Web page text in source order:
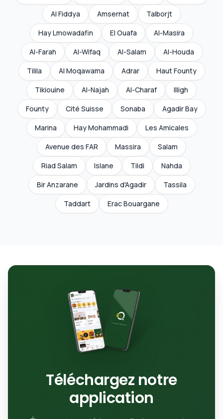
Al Fiddya
Amsernat
Talborjt
Hay Lmowadafin
El Ouafa
Al-Masira
Al-Farah
Al-Wifaq Al-Salam
Al-Houda
Tilila
Al Moqawama Adrar
Haut Founty
Tikiouine
Al-Najah Al-Charaf
Illigh
Founty
Cité Suisse Sonaba
Agadir Bay
Marina
Hay Mohammadi
Les Amicales
Avenue des FAR
Massira
Salam
Riad Salam
Islane Tildi
Nahda
Bir Anzarane
Jardins d'Agadir
Tassila
Taddart
Erac Bouargane
Téléchargez notre
application